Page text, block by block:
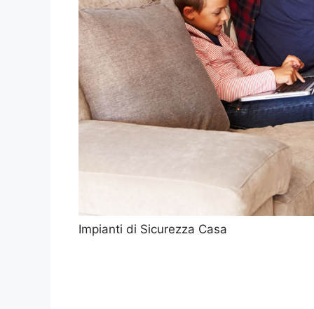
Impianti di Sicurezza Casa